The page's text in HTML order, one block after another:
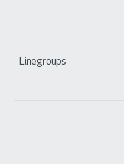
Linegroups